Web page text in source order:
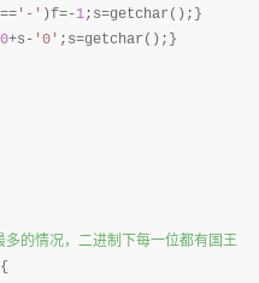
' - ' )f=-1;s=getchar();}
+s- ' 0' ;s=getchar();}
多的情况，二进制下每一位都有国王